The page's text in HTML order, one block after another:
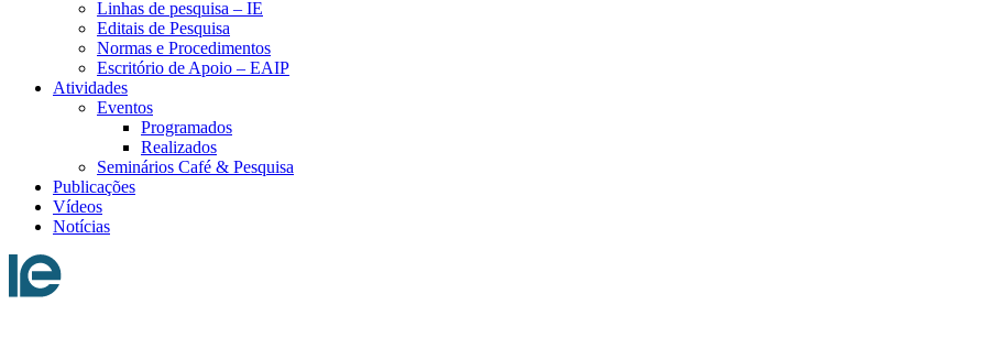
Linhas de pesquisa – IE
Editais de Pesquisa
Normas e Procedimentos
Escritório de Apoio – EAIP
Atividades
Eventos
Programados
Realizados
Seminários Café & Pesquisa
Publicações
Vídeos
Notícias